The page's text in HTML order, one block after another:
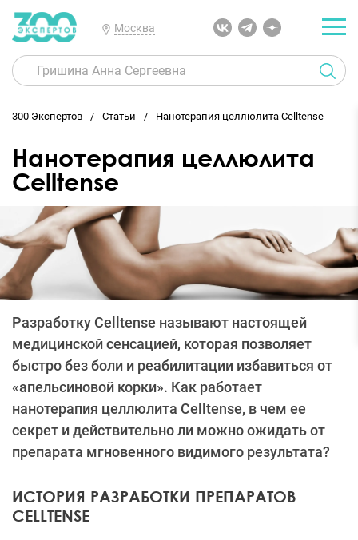
Москва
300 Экспертов Статьи Нанотерапия целлюлита Celltense
Нанотерапия целлюлита
Celltense
Разработку Celltense называют настоящей
медицинской сенсацией, которая позволяет
быстро без боли и реабилитации избавиться от
«апельсиновой корки». Как работает
нанотерапия целлюлита Celltense, в чем ее
секрет и действительно ли можно ожидать от
препарата мгновенного видимого результата?
ИСТОРИЯ РАЗРАБОТКИ ПРЕПАРАТОВ
CELLTENSE